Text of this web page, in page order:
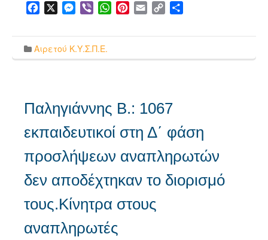
Facebook Messenger
Viber WhatsApp
Pinterest
Email Copy
Αιρετού Κ.Υ.Σ.Π.Ε.
Παληγιάννης Β.: 1067
εκπαιδευτικοί στη Δ΄ φάση
προσλήψεων αναπληρωτών
δεν αποδέχτηκαν το διορισμό
τους.Κίνητρα στους
αναπληρωτές